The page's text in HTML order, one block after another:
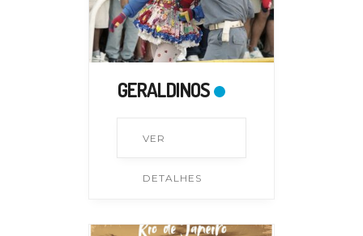
GERALDINOS
VER
DETALHES